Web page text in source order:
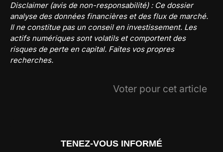
Disclaimer (avis de non-responsabilité) : Ce dossier
analyse des données financières et des flux de marché.
Il ne constitue pas un conseil en investissement. Les
actifs numériques sont volatils et comportent des
risques de perte en capital. Faites vos propres
recherches.
Voter pour cet article
TENEZ-VOUS INFORMÉ